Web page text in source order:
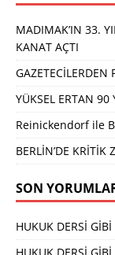
MADIMAK’IN 33.
KANAT AÇTI
GAZETECİLERDEN
YÜKSEL ERTAN 90
Reinickendorf ile
BERLİN’DE KRİTİK
SON
HUKUK DERSİ GİBİ